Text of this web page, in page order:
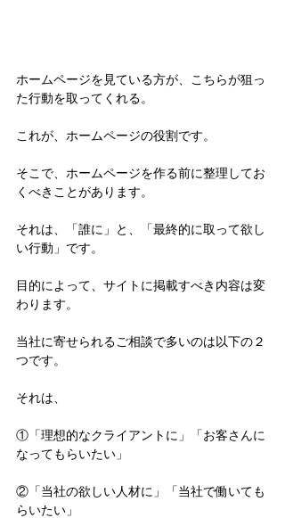
ホームページを見ている方が、こちらが狙っ
た行動を取ってくれる。
これが、ホームページの役割です。
そこで、ホームページを作る前に整理してお
くべきことがあります。
それは、「誰に」と、「最終的に取って欲し
い行動」です。
目的によって、サイトに掲載すべき内容は変
わります。
当社に寄せられるご相談で多いのは以下の２
つです。
それは、
①「理想的なクライアントに」「お客さんに
なってもらいたい」
②「当社の欲しい人材に」「当社で働いても
らいたい」